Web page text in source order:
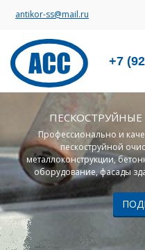
antikor-ss@mail.ru
+7
Профессионально и
пескоструйной
металлоконструкции,
оборудование, фасады